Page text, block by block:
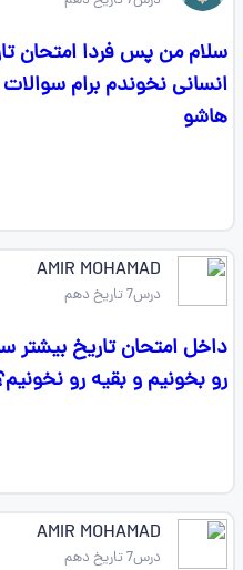
انسانی نخوندم برام
هاشو
AMIR MOHAMAD
درس7 تاریخ دهم
داخل امتحان تاریخ بیشتر
رو بخونیم و بقیه رو
AMIR MOHAMAD
درس7 تاریخ دهم